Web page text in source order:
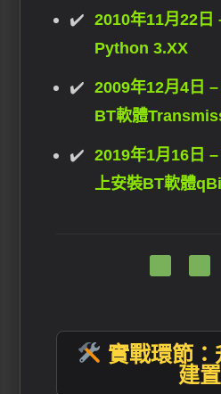
2010年11月22
Python 3.XX
2009年12月4日
BT軟體
2019年1月16日
上安裝BT軟體
實戰環節
建置